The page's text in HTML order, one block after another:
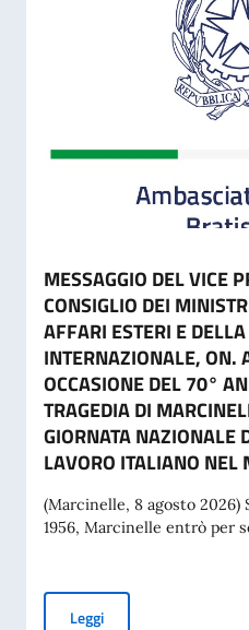
MESSAGGIO DEL VICE
CONSIGLIO DEI
AFFARI ESTERI E
INTERNAZIONALE, ON.
OCCASIONE DEL 70°
TRAGEDIA DI
GIORNATA NAZIONALE
LAVORO ITALIANO NEL
(Marcinelle, 8 agosto 2026)
1956, Marcinelle entrò per
LeggiMESSAGGIO DEL